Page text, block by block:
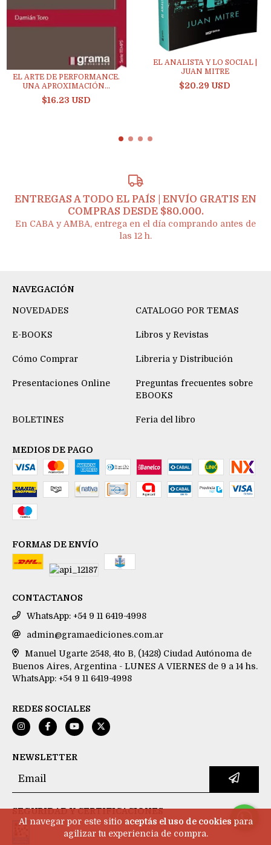
Al navegar por este sitio aceptás el uso de cookies para
agilizar tu experiencia de compra.
EL ARTE DE PERFORMANCE.
UNA APROXIMACIÓN...
$16.23 USD
EL ANALISTA Y LO SOCIAL |
JUAN MITRE
$20.29 USD
ENTREGAS A TODO EL PAÍS | ENVÍO GRATIS EN
COMPRAS DESDE $80.000.
En CABA y AMBA, entrega en el día comprando antes de
las 12 h.
NAVEGACIÓN
NOVEDADES CATALOGO POR TEMAS
E-BOOKS Libros y Revistas
Cómo Comprar Libreria y Distribución
Presentaciones Online
Preguntas frecuentes sobre
EBOOKS
BOLETINES Feria del libro
MEDIOS DE PAGO
FORMAS DE ENVÍO
CONTACTANOS
WhatsApp: +54 9 11 6419-4998
admin@gramaediciones.com.ar
Manuel Ugarte 2548, 4to B, (1428) Ciudad Autónoma de
Buenos Aires, Argentina - LUNES A VIERNES de 9 a 14 hs.
WhatsApp: +54 9 11 6419-4998
REDES SOCIALES
NEWSLETTER
SEGURIDAD Y CERTIFICACIONES